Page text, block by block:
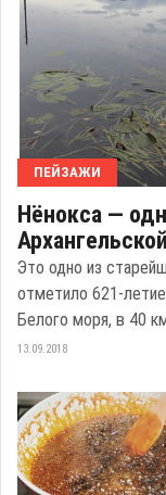
ПЕЙЗАЖИ
Нёнокса —
Это одно из
отметило 621-
Белого моря, в 40
13.09.2018